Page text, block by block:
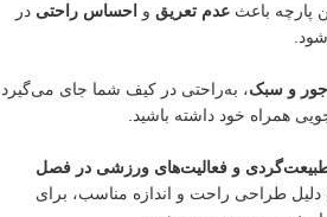
پارچه باعث عدم تعریق و احساس راحتی در
و سبک، به‌راحتی در کیف شما جای می‌گیرد
همراه خود داشته باشید.
طبیعت‌گردی و فعالیت‌های ورزشی در فصل
دلیل طراحی راحت و اندازه مناسب، برای